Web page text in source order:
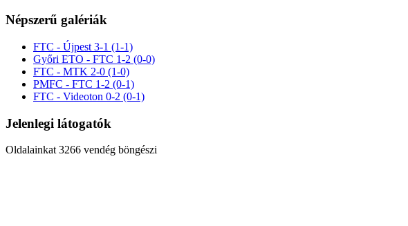
Népszerű galériák
FTC - Újpest 3-1 (1-1)
Győri ETO - FTC 1-2 (0-0)
FTC - MTK 2-0 (1-0)
PMFC - FTC 1-2 (0-1)
FTC - Videoton 0-2 (0-1)
Jelenlegi látogatók
Oldalainkat 3266 vendég böngészi